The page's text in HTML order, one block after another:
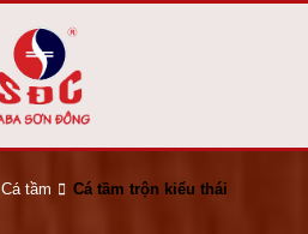
Cá tầm Cá tầm trộn kiểu thái